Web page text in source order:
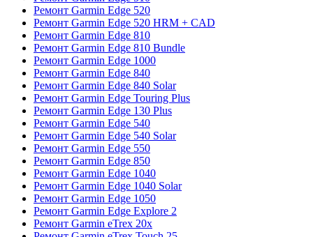
Ремонт Garmin Edge 520
Ремонт Garmin Edge 520 HRM + CAD
Ремонт Garmin Edge 810
Ремонт Garmin Edge 810 Bundle
Ремонт Garmin Edge 1000
Ремонт Garmin Edge 840
Ремонт Garmin Edge 840 Solar
Ремонт Garmin Edge Touring Plus
Ремонт Garmin Edge 130 Plus
Ремонт Garmin Edge 540
Ремонт Garmin Edge 540 Solar
Ремонт Garmin Edge 550
Ремонт Garmin Edge 850
Ремонт Garmin Edge 1040
Ремонт Garmin Edge 1040 Solar
Ремонт Garmin Edge 1050
Ремонт Garmin Edge Explore 2
Ремонт Garmin eTrex 20x